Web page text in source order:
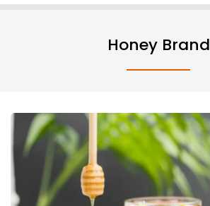
Honey Brand